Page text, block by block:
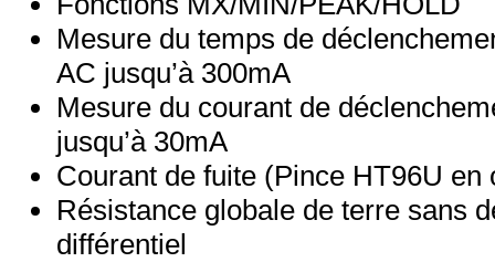
Mesure du temps de
AC jusqu’à 300mA
Mesure du courant de
jusqu’à 30mA
Courant de fuite (Pince HT96U en
Résistance globale de terre sans
différentiel